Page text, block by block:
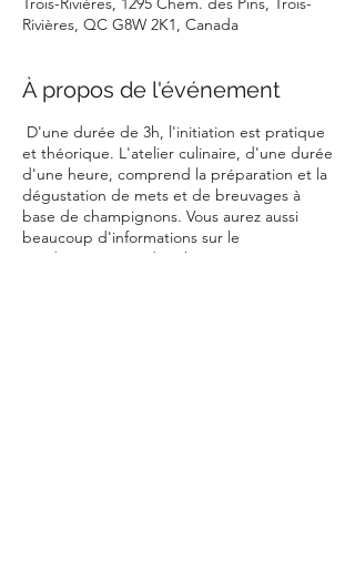
Rivières, QC G8W 2K1, Canada
À propos de l'événement
D'une durée de 3h, l'initiation est pratique
et théorique. L'atelier culinaire, d'une durée
d'une heure, comprend la préparation et la
dégustation de mets et de breuvages à
base de champignons. Vous aurez aussi
beaucoup d'informations sur le
conditionnement des champignons.